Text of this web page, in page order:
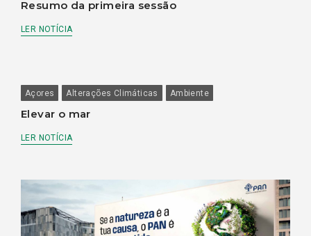
Resumo da primeira sessão
LER NOTÍCIA
Açores Alterações Climáticas Ambiente
Elevar o mar
LER NOTÍCIA